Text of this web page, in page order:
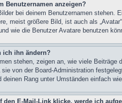
Benutzernamen anzeigen?
bei deinem Benutzernamen
meist größere Bild, ist auch als
wie die Benutzer Avatare benutzen
ich ihn ändern?
stehen, zeigen an, wie viele
von der Board-Administration
deinen Rang unter Umständen einfach
den E-Mail-Link klicke, werde ich